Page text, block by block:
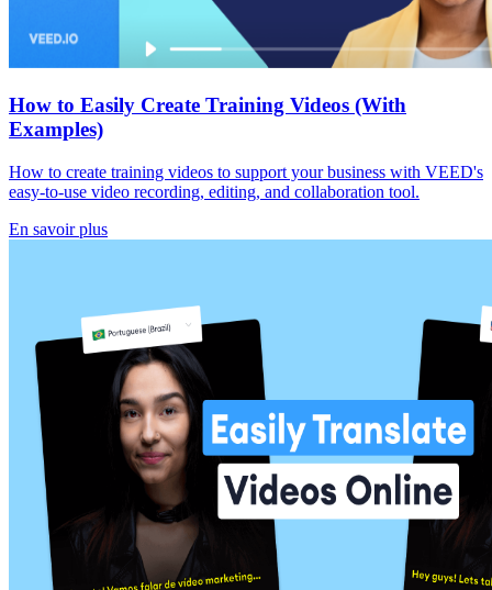
How to Easily Create Training Videos (With
Examples)
How to create training videos to support your business with VEED's
easy-to-use video recording, editing, and collaboration tool.
En savoir plus